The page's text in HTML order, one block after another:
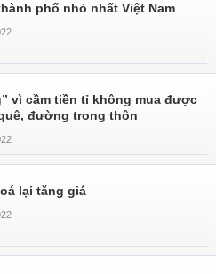
phố nhỏ nhất Việt Nam
vì cầm tiền tỉ không mua được
đường trong thôn
lại tăng giá